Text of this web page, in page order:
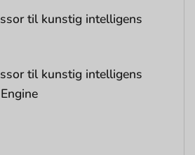
til kunstig intelligens
til kunstig intelligens